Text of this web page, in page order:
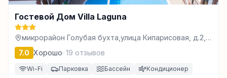
Гостевой Дом Villa Laguna
микрорайон Голубая бухта,улица Кипарисовая, д.2,
Геленджик
7.0 Хорошо· 19 отзывов
Wi-Fi Парковка Бассейн Кондиционер